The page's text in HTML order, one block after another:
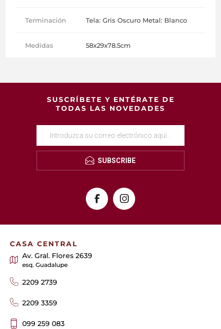
Terminación Tela: Gris Oscuro Metal: Blanco
Medidas 58x29x78.5cm
SUSCRÍBETE Y ENTÉRATE DE
TODAS LAS NOVEDADES
SUBSCRIBE
CASA CENTRAL
Av. Gral. Flores 2639
esq. Guadalupe
2209 2739
2209 3359
099 259 083